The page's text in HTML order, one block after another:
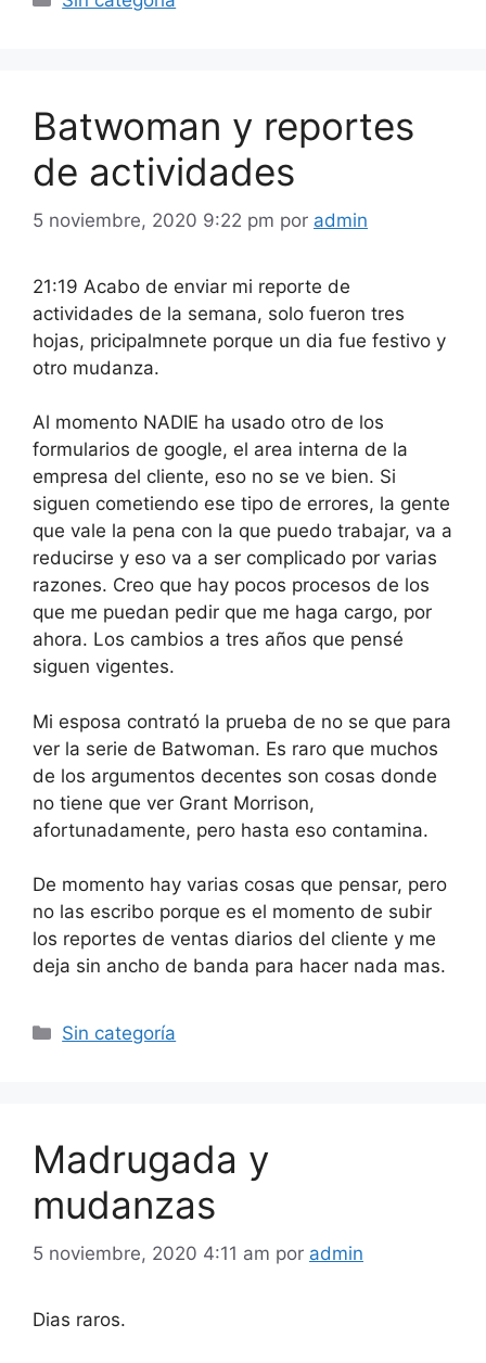
Batwoman y reportes
de actividades
5 noviembre, 2020 9:22 pm por admin
21:19 Acabo de enviar mi reporte de
actividades de la semana, solo fueron tres
hojas, pricipalmnete porque un dia fue festivo y
otro mudanza.
Al momento NADIE ha usado otro de los
formularios de google, el area interna de la
empresa del cliente, eso no se ve bien. Si
siguen cometiendo ese tipo de errores, la gente
que vale la pena con la que puedo trabajar, va a
reducirse y eso va a ser complicado por varias
razones. Creo que hay pocos procesos de los
que me puedan pedir que me haga cargo, por
ahora. Los cambios a tres años que pensé
siguen vigentes.
Mi esposa contrató la prueba de no se que para
ver la serie de Batwoman. Es raro que muchos
de los argumentos decentes son cosas donde
no tiene que ver Grant Morrison,
afortunadamente, pero hasta eso contamina.
De momento hay varias cosas que pensar, pero
no las escribo porque es el momento de subir
los reportes de ventas diarios del cliente y me
deja sin ancho de banda para hacer nada mas.
Categorías
Sin categoría
Madrugada y
mudanzas
5 noviembre, 2020 4:11 am por admin
Dias raros.